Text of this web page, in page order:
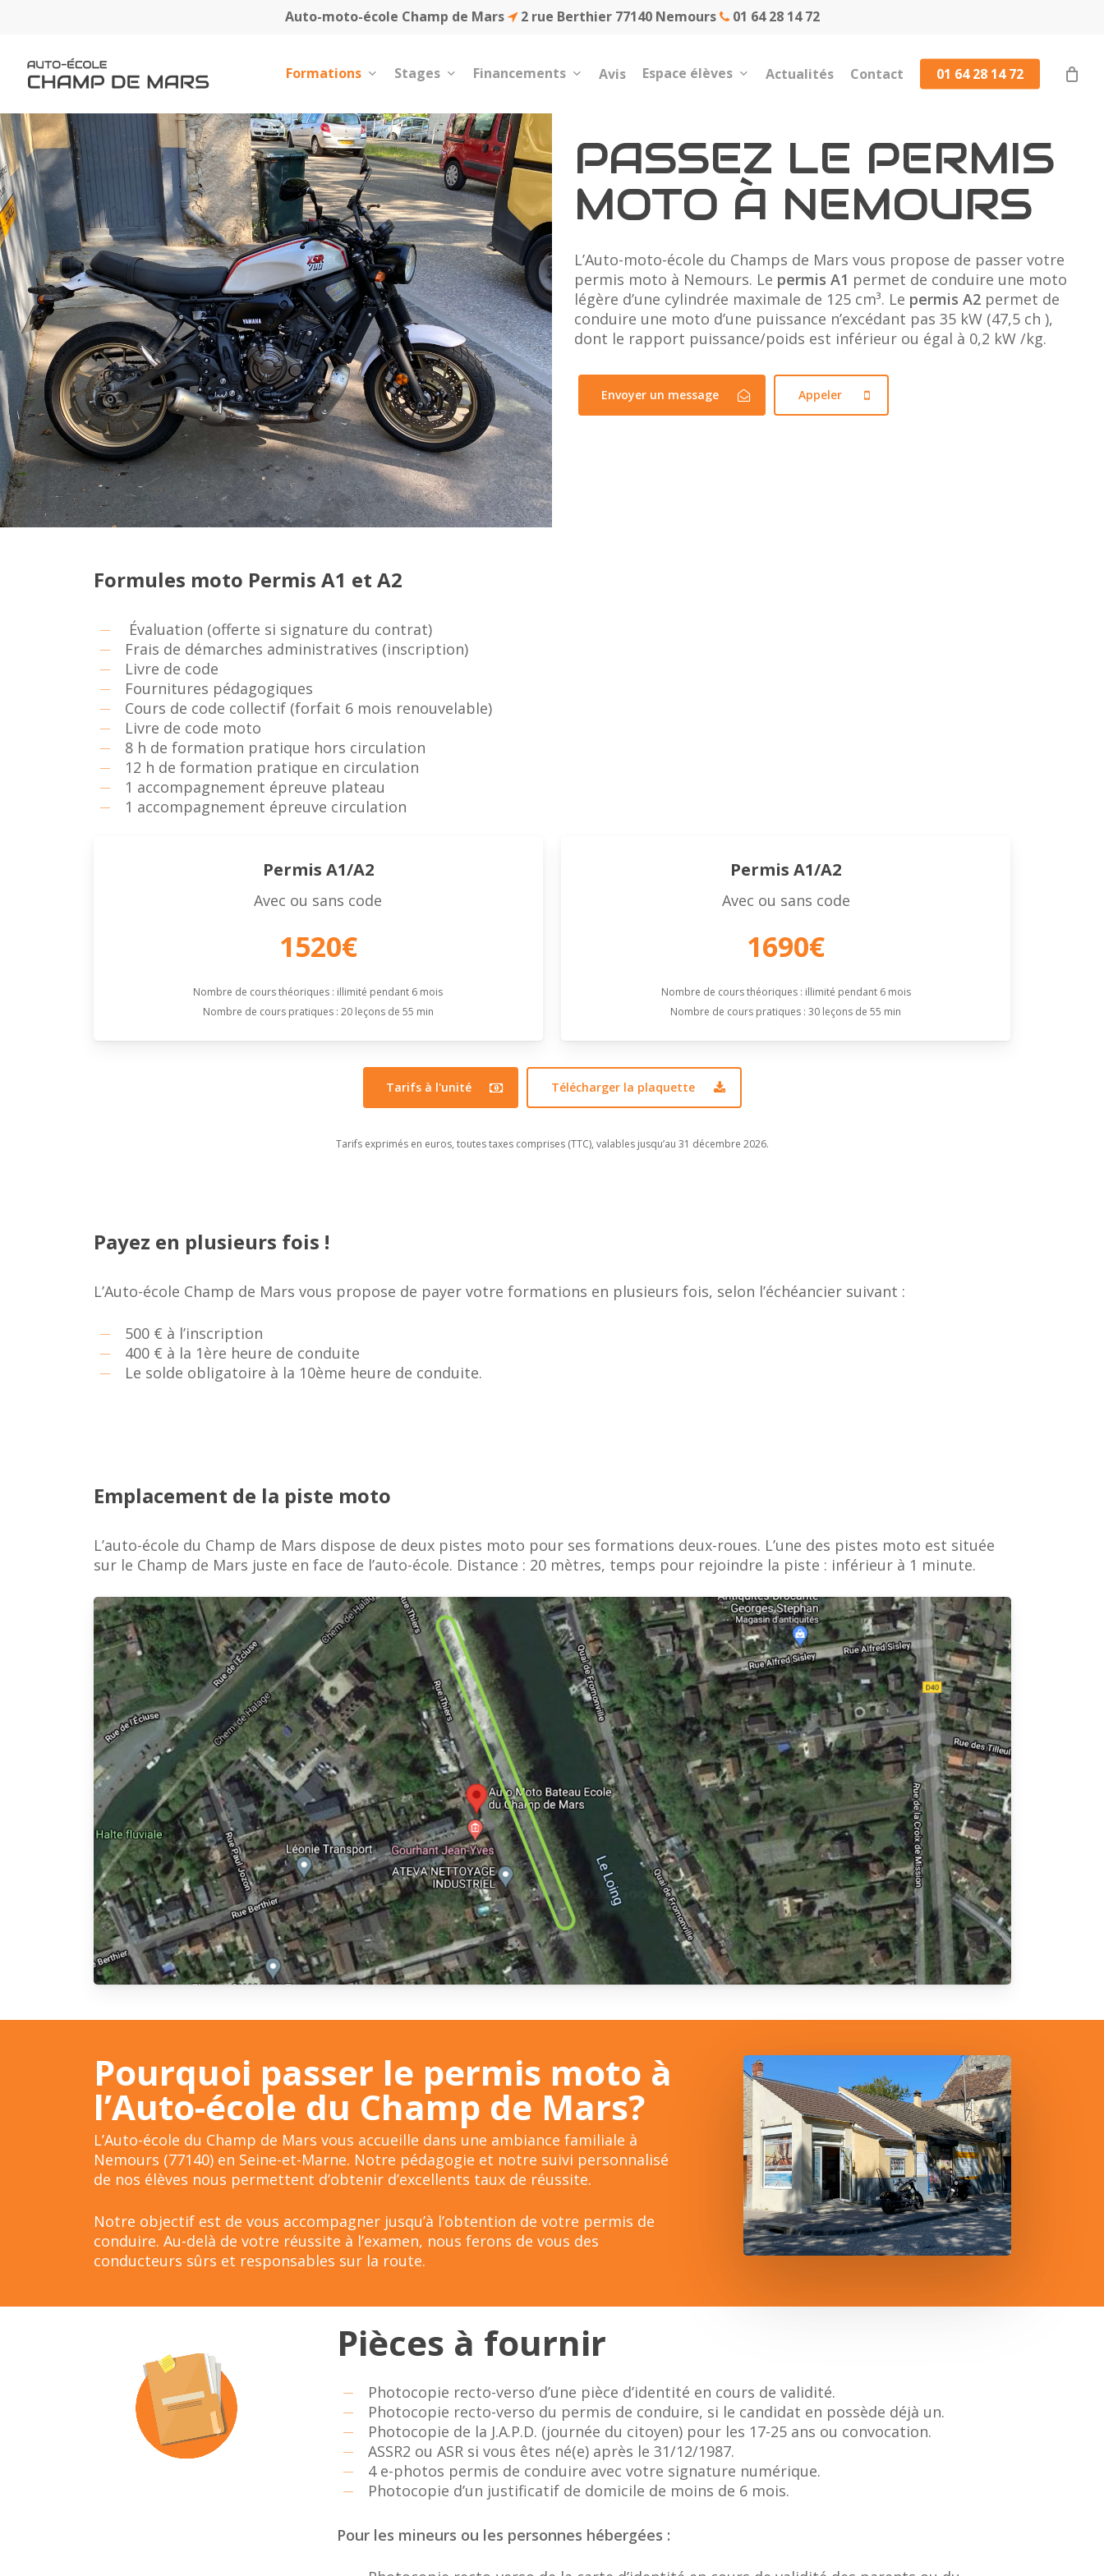
content
Auto-moto-école Champ de Mars 2 rue Berthier 77140 Nemours 01 64 28 14 72
Formations Stages Financements Avis Espace élèves Actualités Contact 01 64 28 14 72
PASSEZ LE PERMIS
MOTO À NEMOURS
L’Auto-moto-école du Champs de Mars vous propose de passer votre
permis moto à Nemours. Le permis A1 permet de conduire une moto
légère d’une cylindrée maximale de 125 cm³. Le permis A2permet de
conduire une moto d’une puissance n’excédant pas 35 kW (47,5 ch ),
dont le rapport puissance/poids est inférieur ou égal à 0,2 kW /kg.
Envoyer un message Appeler
Formules moto Permis A1 et A2
Évaluation (offerte si signature du contrat)
Frais de démarches administratives (inscription)
Livre de code
Fournitures pédagogiques
Cours de code collectif (forfait 6 mois renouvelable)
Livre de code moto
8 h de formation pratique hors circulation
12 h de formation pratique en circulation
1 accompagnement épreuve plateau
1 accompagnement épreuve circulation
Permis A1/A2
Avec ou sans code
1520€
Nombre de cours théoriques : illimité pendant 6 mois
Nombre de cours pratiques : 20 leçons de 55 min
Permis A1/A2
Avec ou sans code
1690€
Nombre de cours théoriques : illimité pendant 6 mois
Nombre de cours pratiques : 30 leçons de 55 min
Tarifs à l'unité Télécharger la plaquette
Tarifs exprimés en euros, toutes taxes comprises (TTC), valables jusqu’au 31 décembre 2026.
Payez en plusieurs fois !
L’Auto-école Champ de Mars vous propose de payer votre formations en plusieurs fois, selon l’échéancier suivant :
500 € à l’inscription
400 € à la 1ère heure de conduite
Le solde obligatoire à la 10ème heure de conduite.
Emplacement de la piste moto
L’auto-école du Champ de Mars dispose de deux pistes moto pour ses formations deux-roues. L’une des pistes moto est située
sur le Champ de Mars juste en face de l’auto-école. Distance : 20 mètres, temps pour rejoindre la piste : inférieur à 1 minute.
Pourquoi passer le permis moto à
l’Auto-école du Champ de Mars?
L’Auto-école du Champ de Mars vous accueille dans une ambiance familiale à
Nemours (77140) en Seine-et-Marne. Notre pédagogie et notre suivi personnalisé
de nos élèves nous permettent d’obtenir d’excellents taux de réussite.
Notre objectif est de vous accompagner jusqu’à l’obtention de votre permis de
conduire. Au-delà de votre réussite à l’examen, nous ferons de vous des
conducteurs sûrs et responsables sur la route.
Pièces à fournir
Photocopie recto-verso d’une pièce d’identité en cours de validité.
Photocopie recto-verso du permis de conduire, si le candidat en possède déjà un.
Photocopie de la J.A.P.D. (journée du citoyen) pour les 17-25 ans ou convocation.
ASSR2 ou ASR si vous êtes né(e) après le 31/12/1987.
4 e-photos permis de conduire avec votre signature numérique.
Photocopie d’un justificatif de domicile de moins de 6 mois.
Pour les mineurs ou les personnes hébergées :